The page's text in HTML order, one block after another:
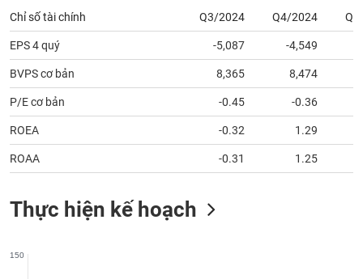
Chỉ số tài chính Q3/2024 Q4/2024
EPS 4 quý -5,087 -4,549
BVPS cơ bản 8,365 8,474
P/E cơ bản -0.45 -0.36
ROEA -0.32 1.29
ROAA -0.31 1.25
Thực hiện kế hoạch
150